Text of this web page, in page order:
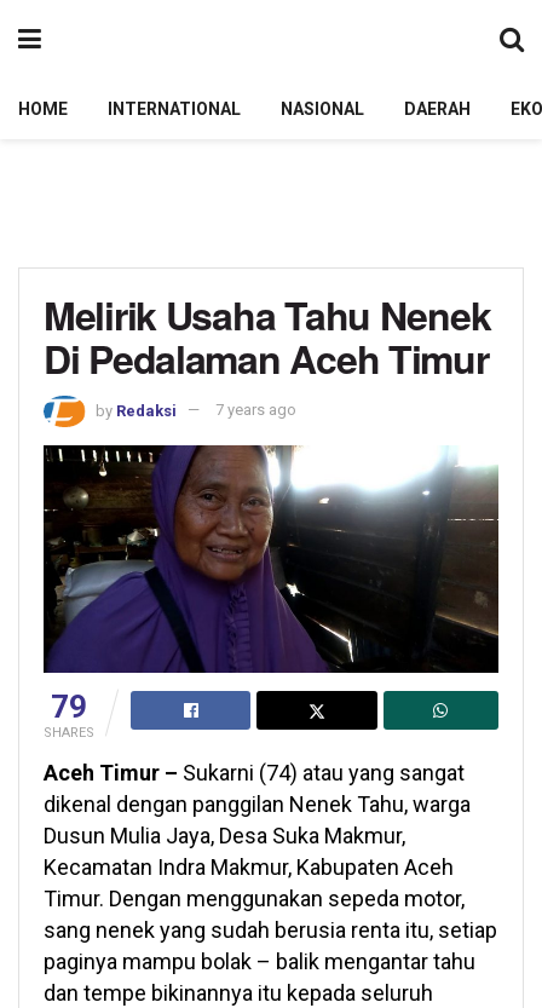
HOME INTERNATIONAL NASIONAL DAERAH
Melirik Usaha Tahu Nenek
Di Pedalaman Aceh Timur
by Redaksi 7 years ago
79
SHARES
Aceh Timur – Sukarni (74) atau yang sangat
dikenal dengan panggilan Nenek Tahu, warga
Dusun Mulia Jaya, Desa Suka Makmur,
Kecamatan Indra Makmur, Kabupaten Aceh
Timur. Dengan menggunakan sepeda motor,
sang nenek yang sudah berusia renta itu, setiap
paginya mampu bolak – balik mengantar tahu
dan tempe bikinannya itu kepada seluruh